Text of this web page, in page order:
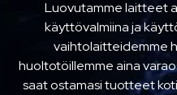
Luovutamme laitteet
käyttövalmiina ja
vaihtolaitteidemme
huoltotöillemme aina
saat ostamasi tuotteet